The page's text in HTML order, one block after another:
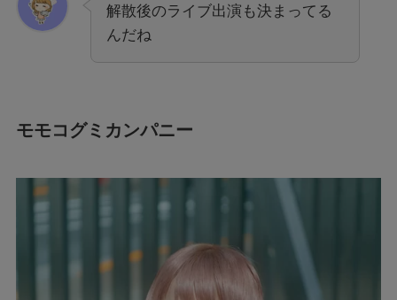
解散後のライブ出演も決まってる
んだね
モモコグミカンパニー